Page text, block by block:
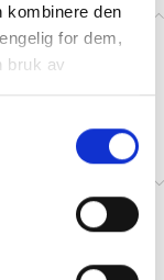
kombinere den
for dem,
bruk av